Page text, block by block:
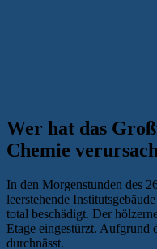
Wer hat das
Chemie
In den Morgenstunden des
leerstehende
total beschädigt. Der
Etage eingestürzt. Aufgrund
durchnässt.